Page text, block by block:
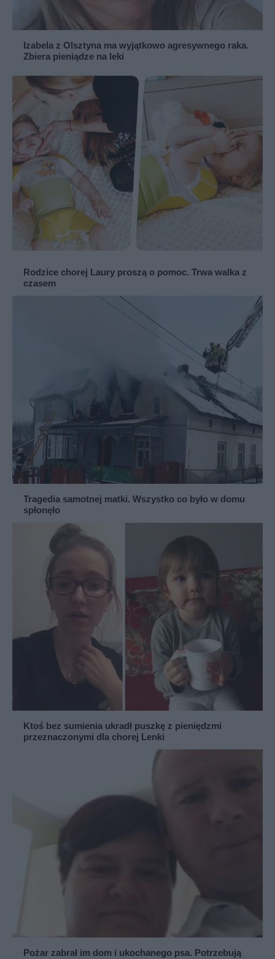
Izabela z Olsztyna ma wyjątkowo agresywnego raka.
Zbiera pieniądze na leki
Rodzice chorej Laury proszą o pomoc. Trwa walka z
czasem
Tragedia samotnej matki. Wszystko co było w domu
spłonęło
Ktoś bez sumienia ukradł puszkę z pieniędzmi
przeznaczonymi dla chorej Lenki
Pożar zabrał im dom i ukochanego psa. Potrzebują